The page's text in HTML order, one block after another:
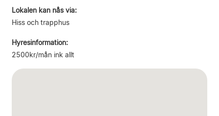
Lokalen kan nås via:
Hiss och trapphus
Hyresinformation:
2500kr/mån ink allt